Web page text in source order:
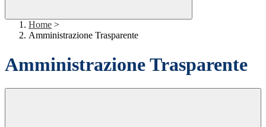
Home >
Amministrazione Trasparente
Amministrazione Trasparente